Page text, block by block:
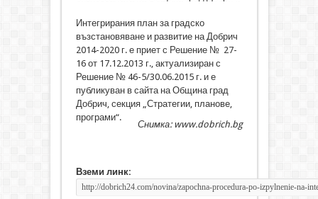
Интегрирания план за градско
възстановяване и развитие на Добрич
2014-2020 г. е приет с Решение № 27-
16 от 17.12.2013 г., актуализиран с
Решение № 46-5/30.06.2015 г. и е
публикуван в сайта на Община град
Добрич, секция „Стратегии, планове,
програми“.
Снимка: www.dobrich.bg
Вземи линк: